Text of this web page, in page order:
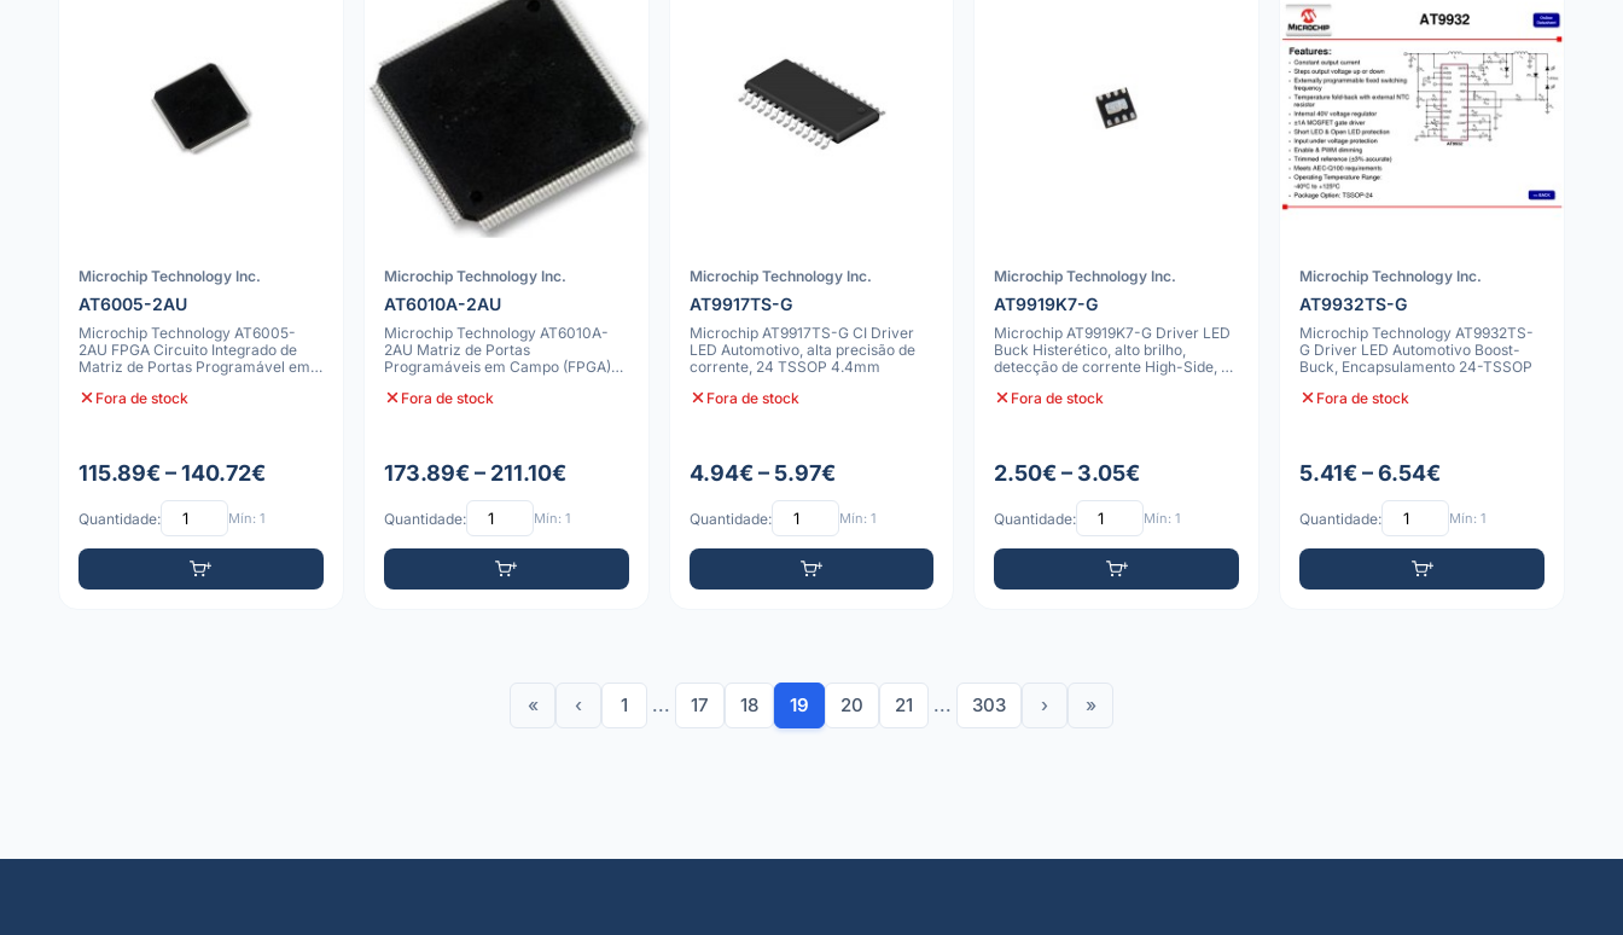
Microchip Technology Inc.
AT6005-2AU
Microchip Technology AT6005-
2AU FPGA Circuito Integrado de
Matriz de Portas Programável em
Fora de stock
115.89€ – 140.72€
Quantidade: Mín: 1
Microchip Technology Inc.
AT6010A-2AU
Microchip Technology AT6010A-
2AU Matriz de Portas
Programáveis em Campo (FPGA)
Fora de stock
173.89€ – 211.10€
Quantidade: Mín: 1
Microchip Technology Inc.
AT9917TS-G
Microchip AT9917TS-G CI Driver
LED Automotivo, alta precisão de
corrente, 24 TSSOP 4.4mm
Fora de stock
4.94€ – 5.97€
Quantidade: Mín: 1
Microchip Technology Inc.
AT9919K7-G
Microchip AT9919K7-G Driver LED
Buck Histerético, alto brilho,
detecção de corrente High-Side, 8
Fora de stock
2.50€ – 3.05€
Quantidade: Mín: 1
Microchip Technology Inc.
AT9932TS-G
Microchip Technology AT9932TS-
G Driver LED Automotivo Boost-
Buck, Encapsulamento 24-TSSOP
Fora de stock
5.41€ – 6.54€
Quantidade: Mín: 1
« ‹ 1 ... 17 18 19 20 21 ... 303 › »